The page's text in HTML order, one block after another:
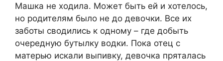
Машка не ходила. Может быть ей и хотелось,
но родителям было не до девочки. Все их
заботы сводились к одному – где добыть
очередную бутылку водки. Пока отец с
матерью искали выпивку, девочка пряталась